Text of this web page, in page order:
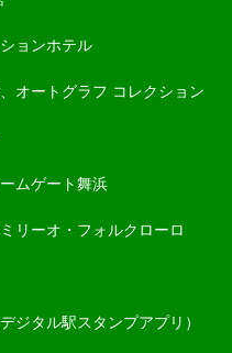
ョンホテル
オートグラフ コレクション
ムゲート舞浜
リーオ・フォルクローロ
ジタル駅スタンプアプリ）